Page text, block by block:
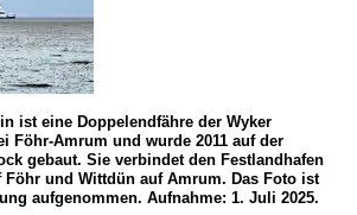
ist eine Doppelendfähre der Wyker
Föhr-Amrum und wurde 2011 auf der
gebaut. Sie verbindet den Festlandhafen
Föhr und Wittdün auf Amrum. Das Foto ist
aufgenommen. Aufnahme: 1. Juli 2025.